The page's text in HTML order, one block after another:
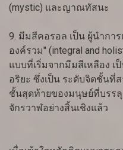
(mystic) และญาณทัสนะ
9. มีมสีคอรอล เป็น ผู้นำกา
องค์รวม" (integral and
แบบที่เริ่มจากมีมสีเหลือง เ
อริยะ ซึ่งเป็น ระดับจิตชั้นที่ส
ชั้นสุดท้ายของมนุษย์ที่บรรลุ
จักรวาฬอย่างสิ้นเชิงแล้ว